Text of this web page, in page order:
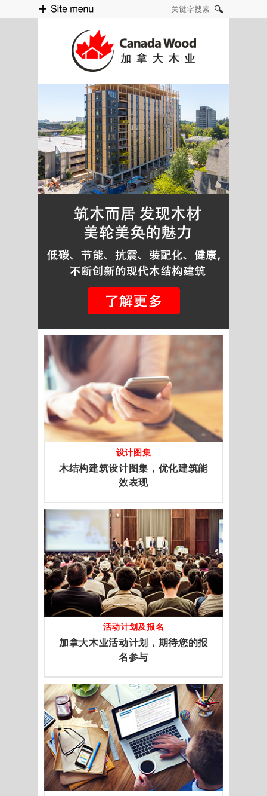
设计图集
木结构建筑设计图集，优化建筑能
效表现
活动计划及报名
加拿大木业活动计划，期待您的报
名参与